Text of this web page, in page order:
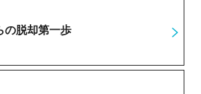
の脱却第一歩